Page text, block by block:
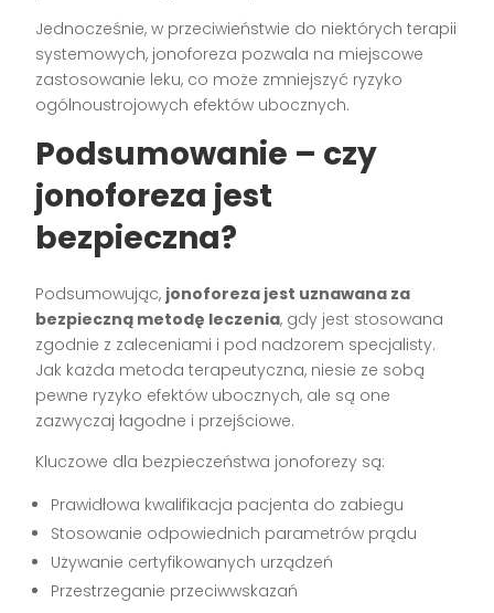
Jednocześnie, w przeciwieństwie do niektórych terapii
systemowych, jonoforeza pozwala na miejscowe
zastosowanie leku, co może zmniejszyć ryzyko
ogólnoustrojowych efektów ubocznych.
Podsumowanie – czy
jonoforeza jest
bezpieczna?
Podsumowując, jonoforeza jest uznawana za
bezpieczną metodę leczenia, gdy jest stosowana
zgodnie z zaleceniami i pod nadzorem specjalisty.
Jak każda metoda terapeutyczna, niesie ze sobą
pewne ryzyko efektów ubocznych, ale są one
zazwyczaj łagodne i przejściowe.
Kluczowe dla bezpieczeństwa jonoforezy są:
Prawidłowa kwalifikacja pacjenta do zabiegu
Stosowanie odpowiednich parametrów prądu
Używanie certyfikowanych urządzeń
Przestrzeganie przeciwwskazań